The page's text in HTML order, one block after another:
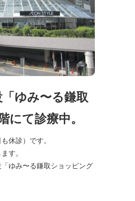
ゆみ〜る鎌取
にて診療中。
休診）です。
す。
ゆみ〜る鎌取ショッピング